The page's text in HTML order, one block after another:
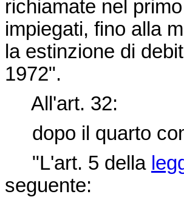
richiamate nel
impiegati, fino alla
la estinzione di
1972".
All'art. 32:
dopo il quarto
"L'art. 5 della
seguente: